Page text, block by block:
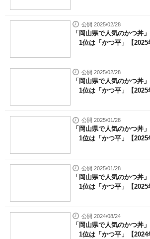
公開 2025/02/28
「岡山県で人気のかつ丼
1位は「かつ平」【2025
公開 2025/02/28
「岡山県で人気のかつ丼
1位は「かつ平」【2025
公開 2025/01/28
「岡山県で人気のかつ丼
1位は「かつ平」【2025
公開 2025/01/28
「岡山県で人気のかつ丼
1位は「かつ平」【2025
公開 2024/08/24
「岡山県で人気のかつ丼
1位は「かつ平」【2024